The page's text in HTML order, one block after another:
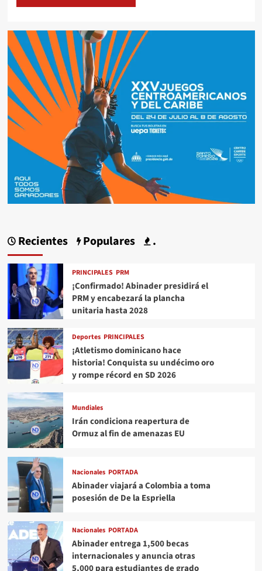
Recientes Populares .
PRINCIPALES PRM
¡Confirmado! Abinader presidirá el
PRM y encabezará la plancha
unitaria hasta 2028
Deportes PRINCIPALES
¡Atletismo dominicano hace
historia! Conquista su undécimo oro
y rompe récord en SD 2026
Mundiales
Irán condiciona reapertura de
Ormuz al fin de amenazas EU
Nacionales PORTADA
Abinader viajará a Colombia a toma
posesión de De la Espriella
Nacionales PORTADA
Abinader entrega 1,500 becas
internacionales y anuncia otras